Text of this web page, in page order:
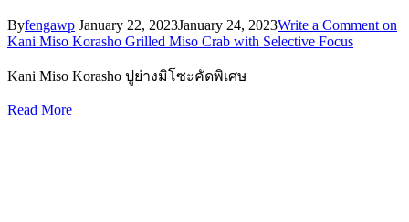
Byfengawp January 22, 2023January 24, 2023Write a Comment on
Kani Miso Korasho Grilled Miso Crab with Selective Focus
Kani Miso Korasho ปูย่างมิโซะคัดพิเศษ
Read More